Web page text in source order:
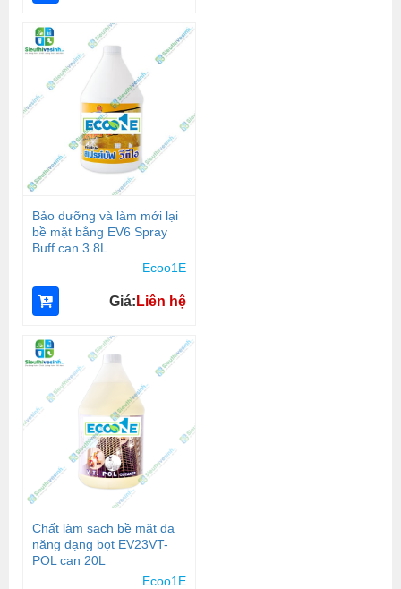
Bảo dưỡng và làm mới lại
bề mặt bằng EV6 Spray
Buff can 3.8L
Ecoo1E
Giá: Liên hệ
Chất làm sạch bề mặt đa
năng dạng bọt EV23VT-
POL can 20L
Ecoo1E